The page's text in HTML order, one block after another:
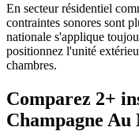
En secteur résidentiel
contraintes sonores sont
nationale s'applique
positionnez l'unité
chambres.
Comparez 2+
Champagne